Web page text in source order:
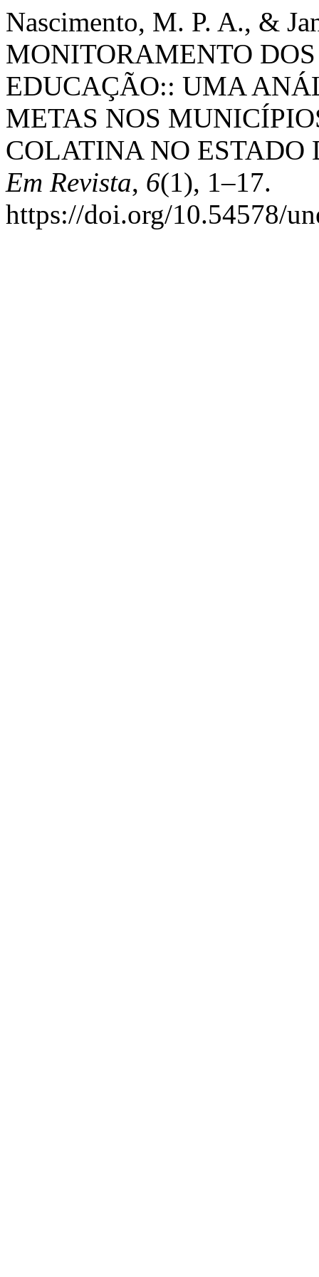
Nascimento, M. P. A., &
MONITORAMENTO
EDUCAÇÃO:: UMA
METAS NOS
COLATINA NO ESTADO
Em Revista, 6(1), 1–17.
https://doi.org/10.54578/